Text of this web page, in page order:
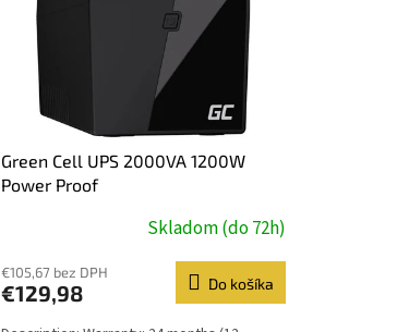
Green Cell UPS 2000VA 1200W
Power Proof
Skladom (do 72h)
€105,67 bez DPH
€129,98 Do košíka